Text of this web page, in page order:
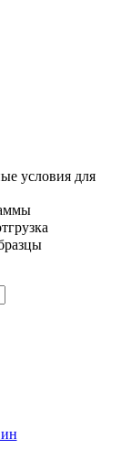
условия для